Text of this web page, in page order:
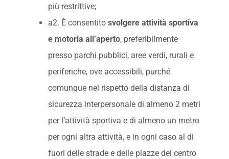
più restrittive;
a2. È consentito svolgere attività sportiva
e motoria all’aperto, preferibilmente
presso parchi pubblici, aree verdi, rurali e
periferiche, ove accessibili, purché
comunque nel rispetto della distanza di
sicurezza interpersonale di almeno 2 metri
per l’attività sportiva e di almeno un metro
per ogni altra attività, e in ogni caso al di
fuori delle strade e delle piazze del centro